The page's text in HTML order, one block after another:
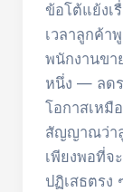
ข้อโต้แย้งเ
เวลาลูกค้า
พนักงานขา
หนึ่ง — ลดร
โอกาสเหมื
สัญญาณว่าลู
เพียงพอที่จ
ปฏิเสธตรง